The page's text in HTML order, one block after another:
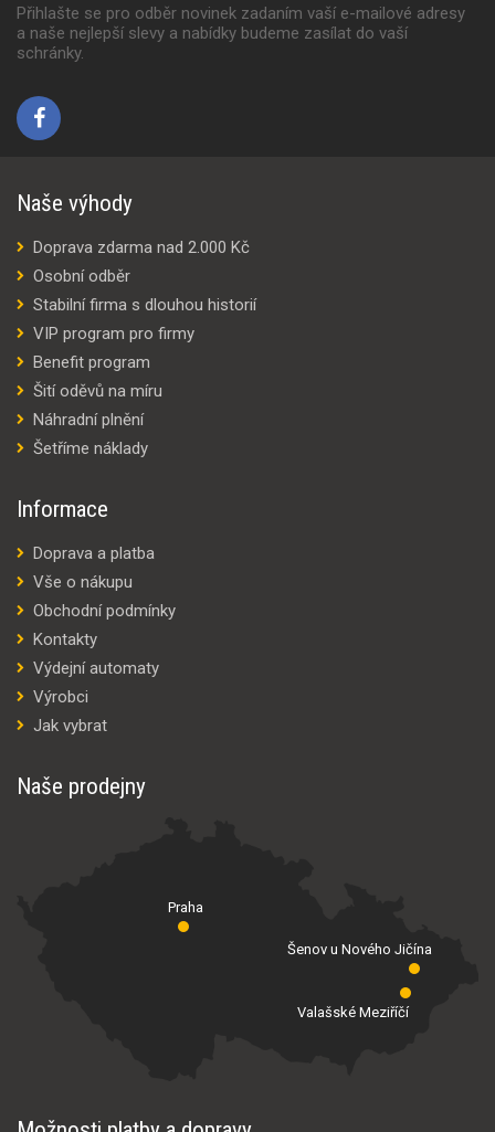
Přihlašte se pro odběr novinek zadaním vaší e-mailové adresy
a naše nejlepší slevy a nabídky budeme zasílat do vaší
schránky.
Naše výhody
Doprava zdarma nad 2.000 Kč
Osobní odběr
Stabilní firma s dlouhou historií
VIP program pro firmy
Benefit program
Šití oděvů na míru
Náhradní plnění
Šetříme náklady
Informace
Doprava a platba
Vše o nákupu
Obchodní podmínky
Kontakty
Výdejní automaty
Výrobci
Jak vybrat
Naše prodejny
Praha
Valašské Meziříčí
Šenov u Nového Jičína